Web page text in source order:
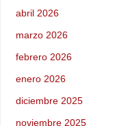
abril 2026
marzo 2026
febrero 2026
enero 2026
diciembre 2025
noviembre 2025